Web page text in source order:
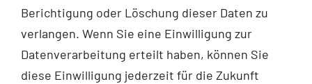
Berichtigung oder Löschung dieser Daten zu
verlangen. Wenn Sie eine Einwilligung zur
Datenverarbeitung erteilt haben, können Sie
diese Einwilligung jederzeit für die Zukunft